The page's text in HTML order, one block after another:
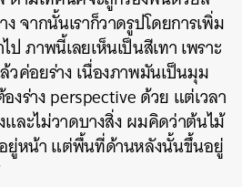
จากนั้นเราก็วาดรูปโดยการเพิ่ม
ภาพนี้เลยเห็นเป็นสีเทา เพราะ
ค่อยร่าง เนื่องภาพมันเป็นมุม
งร่าง perspective ด้วย แต่เวลา
และไม่วาดบางสิ่ง ผมคิดว่าต้นไม้
ยู่หน้า แต่พื้นที่ด้านหลังนั้นขึ้นอยู่